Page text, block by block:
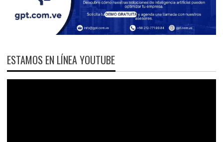
ESTAMOS EN LÍNEA YOUTUBE